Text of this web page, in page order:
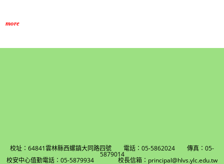
more
校址：64841雲林縣西螺鎮大同路四號 電話：05-5862024 傳真：05-
5879014
校安中心值勤電話：05-5879934 校長信箱：principal@hlvs.ylc.edu.tw